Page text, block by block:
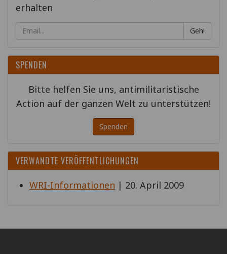
erhalten
Geh!
SPENDEN
Bitte helfen Sie uns, antimilitaristische
Action auf der ganzen Welt zu unterstützen!
Spenden
VERWANDTE VERÖFFENTLICHUNGEN
WRI-Informationen | 20. April 2009